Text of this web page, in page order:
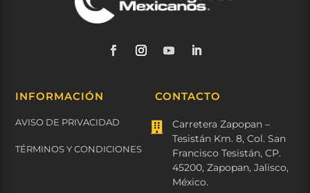
INFORMACIÓN
AVISO DE PRIVACIDAD
TÉRMINOS Y CONDICIONES
CONTACTO

Carretera Zapopan –
Tesistán Km. 8, Col. San
Francisco Tesistán, CP.
45200, Zapopan, Jalisco,
México.